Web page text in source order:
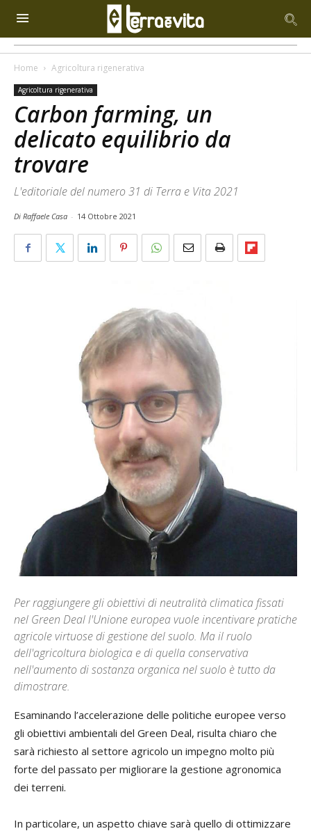
Home Agricoltura rigenerativa
Agricoltura rigenerativa
Carbon farming, un
delicato equilibrio da
trovare
L'editoriale del numero 31 di Terra e Vita 2021
Di Raffaele Casa - 14 Ottobre 2021
Per raggiungere gli obiettivi di neutralità climatica fissati
nel Green Deal l'Unione europea vuole incentivare pratiche
agricole virtuose di gestione del suolo. Ma il ruolo
dell'agricoltura biologica e di quella conservativa
nell'aumento di sostanza organica nel suolo è tutto da
dimostrare.
Esaminando l’accelerazione delle politiche europee verso
gli obiettivi ambientali del Green Deal, risulta chiaro che
sarà richiesto al settore agricolo un impegno molto più
forte del passato per migliorare la gestione agronomica
dei terreni.
In particolare, un aspetto chiave sarà quello di ottimizzare